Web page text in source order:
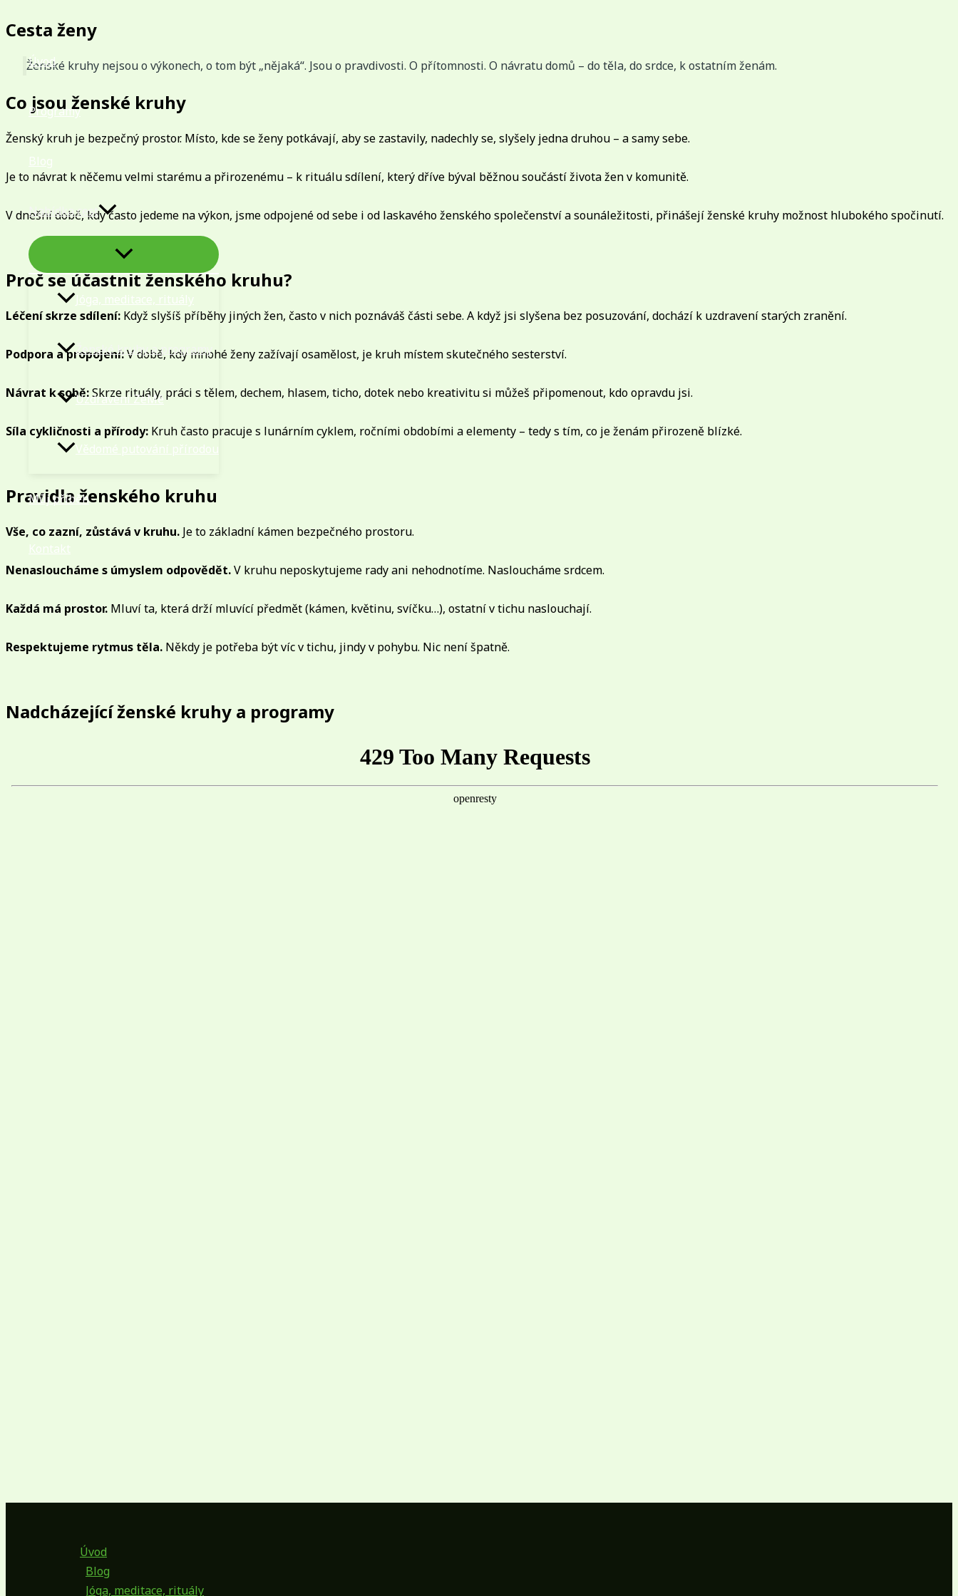
na
obsah
Úvod
Programy
Blog
Nabídka cest
PŘEPÍNAČ
MENU
Jóga, meditace, rituály
Ženské kruhy a programy
Uzdravení ZeMě
Vědomé putování přírodou
Můj příběh
Kontakt
Cesta ženy
Ženské kruhy nejsou o výkonech, o tom být „nějaká“. Jsou o pravdivosti. O přítomnosti. O návratu domů – do těla, do srdce, k ostatním ženám.
Co jsou ženské kruhy
Ženský kruh je bezpečný prostor. Místo, kde se ženy potkávají, aby se zastavily, nadechly se, slyšely jedna druhou – a samy sebe.
Je to návrat k něčemu velmi starému a přirozenému – k rituálu sdílení, který dříve býval běžnou součástí života žen v komunitě.
V dnešní době, kdy často jedeme na výkon, jsme odpojené od sebe i od laskavého ženského společenství a sounáležitosti, přinášejí ženské kruhy možnost hlubokého spočinutí.
Proč se účastnit ženského kruhu?
Léčení skrze sdílení: Když slyšíš příběhy jiných žen, často v nich poznáváš části sebe. A když jsi slyšena bez posuzování, dochází k uzdravení starých zranění.
Podpora a propojení:V době, kdy mnohé ženy zažívají osamělost, je kruh místem skutečného sesterství.
Návrat k sobě:Skrze rituály, práci s tělem, dechem, hlasem, ticho, dotek nebo kreativitu si můžeš připomenout, kdo opravdu jsi.
Síla cykličnosti a přírody: Kruh často pracuje s lunárním cyklem, ročními obdobími a elementy – tedy s tím, co je ženám přirozeně blízké.
Pravidla ženského kruhu
Vše, co zazní, zůstává v kruhu. Je to základní kámen bezpečného prostoru.
Nenasloucháme s úmyslem odpovědět.V kruhu neposkytujeme rady ani nehodnotíme. Nasloucháme srdcem.
Každá má prostor. Mluví ta, která drží mluvící předmět (kámen, květinu, svíčku…), ostatní v tichu naslouchají.
Respektujeme rytmus těla. Někdy je potřeba být víc v tichu, jindy v pohybu. Nic není špatně.
Nadcházející ženské kruhy a programy
Úvod
Blog
Jóga, meditace, rituály